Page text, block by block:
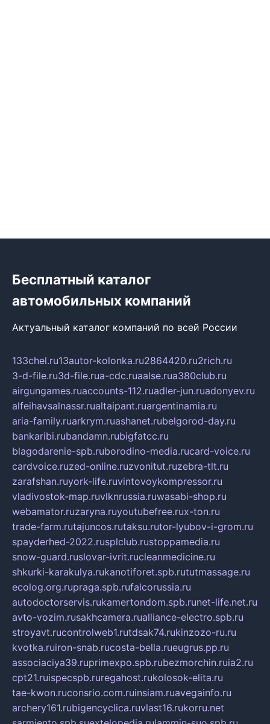
Бесплатный каталог
автомобильных компаний
Актуальный каталог компаний по всей России
133chel.ru13autor-kolonka.ru2864420.ru2rich.ru
3-d-file.ru3d-file.rua-cdc.ruaalse.rua380club.ru
airgungames.ruaccounts-112.ruadler-jun.ruadonyev.ru
alfeihavsalnassr.rualtaipant.ruargentinamia.ru
aria-family.ruarkrym.ruashanet.rubelgorod-day.ru
bankaribi.rubandamn.rubigfatcc.ru
blagodarenie-spb.ruborodino-media.rucard-voice.ru
cardvoice.ruzed-online.ruzvonitut.ruzebra-tlt.ru
zarafshan.ruyork-life.ruvintovoykompressor.ru
vladivostok-map.ruvlknrussia.ruwasabi-shop.ru
webamator.ruzaryna.ruyoutubefree.rux-ton.ru
trade-farm.rutajuncos.rutaksu.rutor-lyubov-i-grom.ru
spayderhed-2022.rusplclub.rustoppamedia.ru
snow-guard.ruslovar-ivrit.rucleanmedicine.ru
shkurki-karakulya.rukanotiforet.spb.rututmassage.ru
ecolog.org.rupraga.spb.rufalcorussia.ru
autodoctorservis.rukamertondom.spb.runet-life.net.ru
avto-vozim.rusakhcamera.rualliance-electro.spb.ru
stroyavt.rucontrolweb1.rutdsak74.rukinzozo-ru.ru
kvotka.ruiron-snab.rucosta-bella.rueugrus.pp.ru
associaciya39.ruprimexpo.spb.rubezmorchin.ruia2.ru
cpt21.ruispecspb.ruregahost.rukolosok-elita.ru
tae-kwon.ruconsrio.com.ruinsiam.ruavegainfo.ru
archery161.rubigencyclica.ruvlast16.rukorru.net